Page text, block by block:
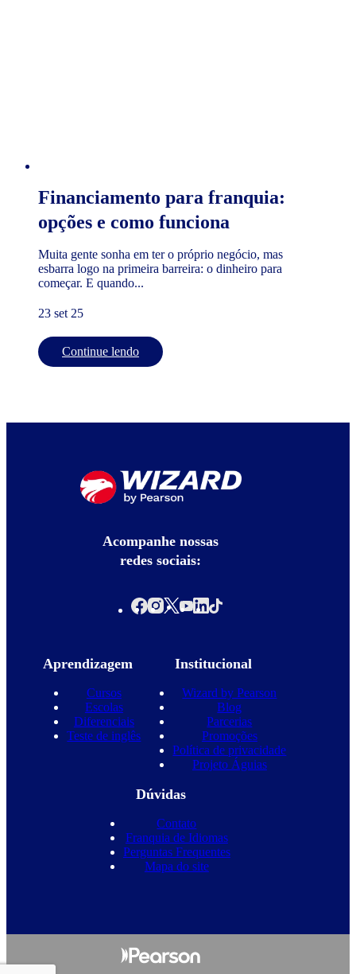
Financiamento para franquia:
opções e como funciona
Muita gente sonha em ter o próprio negócio, mas
esbarra logo na primeira barreira: o dinheiro para
começar. E quando...
23 set 25
Continue lendo
Acompanhe nossas
redes sociais:
Aprendizagem
Cursos
Escolas
Diferenciais
Teste de inglês
Institucional
Wizard by Pearson
Blog
Parcerias
Promoções
Política de privacidade
Projeto Águias
Dúvidas
Contato
Franquia de Idiomas
Perguntas Frequentes
Mapa do site